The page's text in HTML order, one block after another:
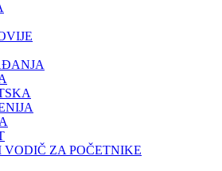
VODIČ ZA POČETNIKE